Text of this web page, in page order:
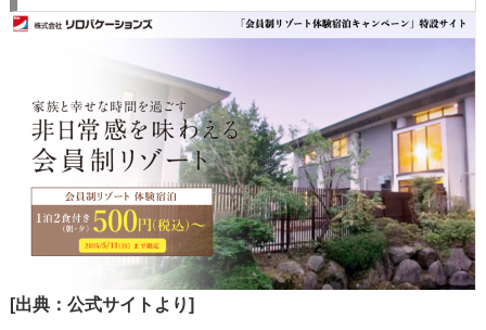
[出典：公式サイトより]